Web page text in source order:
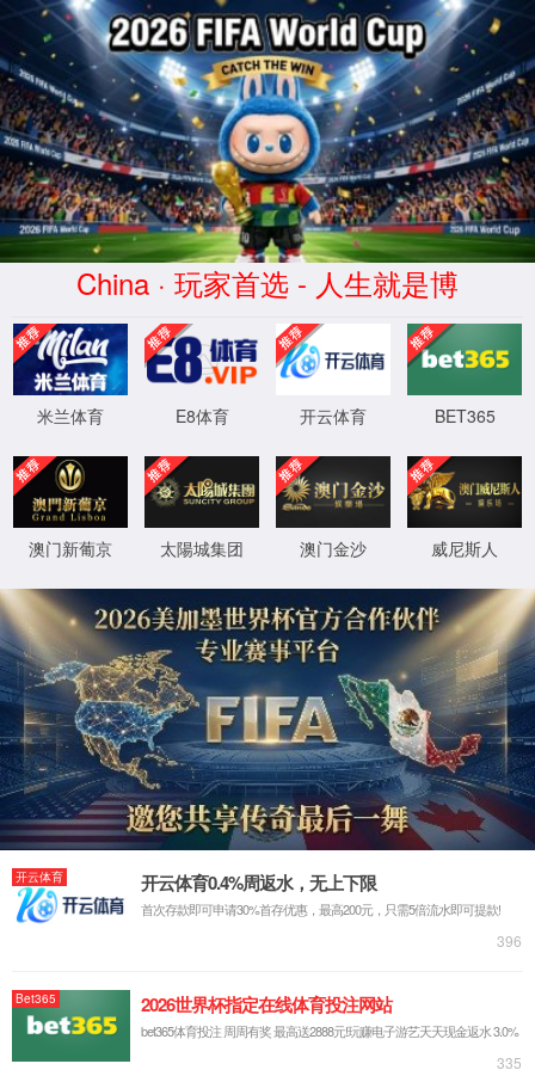
404
Error
◂返回首页 ◂返回上一页
没有发现你要找的页面, 经砖家仔细研究结果如下:
贵玉手输入地址时可能存在键入错误
小蜗牛把页面落家里忘记带了
电信网通那头接口生锈了
网站首页|关于我们| 新闻中心 |产品展